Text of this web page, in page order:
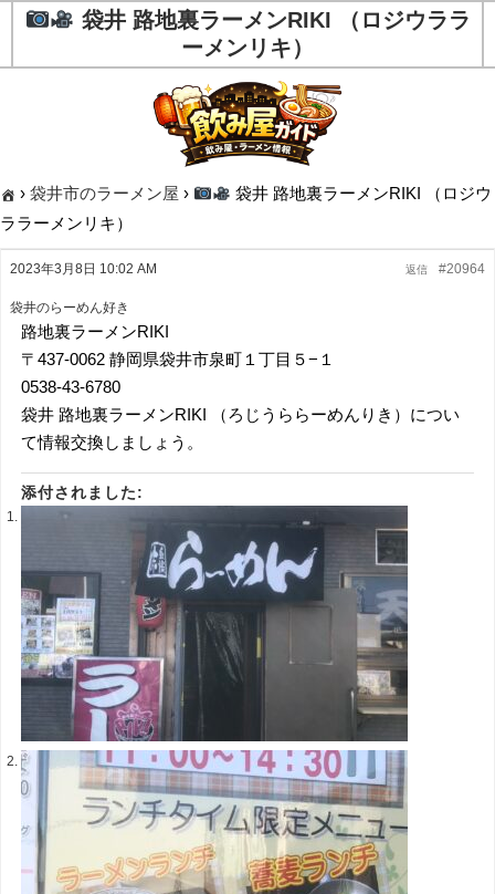
袋井 路地裏ラーメンRIKI （ロジウララ
ーメンリキ）
› 袋井市のラーメン屋 ›
袋井 路地裏ラーメンRIKI （ロジウ
ララーメンリキ）
2023年3月8日 10:02 AM #20964
返信
袋井のらーめん好き
路地裏ラーメンRIKI
〒437-0062 静岡県袋井市泉町１丁目５−１
0538-43-6780
袋井 路地裏ラーメンRIKI （ろじうららーめんりき）につい
て情報交換しましょう。
添付されました: